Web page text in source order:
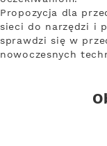
Propozycja dla
sieci do narzędzi i
sprawdzi się w
nowoczesnych